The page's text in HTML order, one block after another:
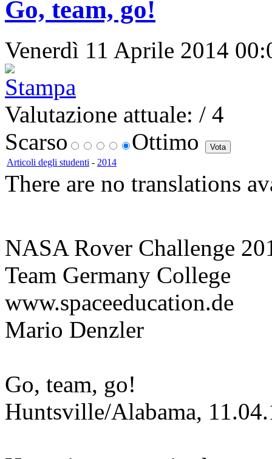
Go, team, go!
Venerdì 11 Aprile 2014
Valutazione attuale: / 4
Scarso
Ottimo
Articoli degli studenti - 2014
There are no translations
NASA Rover Challenge
Team Germany College
www.spaceeducation.de
Mario Denzler
Go, team, go!
Huntsville/Alabama,